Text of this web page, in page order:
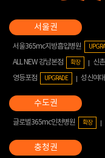
서울365mc지방흡입병원
ALL NEW 강남본점 확장 신
영등포점
UPGRADE 성신여
글로벌365mc인천병원 확장